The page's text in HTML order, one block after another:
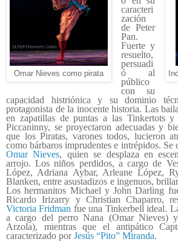
Omar Nieves como pirata
caracteri
zación
de Peter
Pan.
Fuerte y
resuelto,
persuadi
ó al
público
con su
capacidad histriónica y su dominio
protagonista de la inocente historia. Las
en zapatillas de puntas a las Tinkertots
Piccaninny, se proyectaron adecuadas y
que los Piratas, varones todos, lucieron
como bárbaros imprudentes e intrépidos. Se
Omar Nieves, quien se desplaza en
arrojo. Los niños perdidos, a cargo de
López, Adriana Aybar, Arleane López,
Blanken, entre asustadizos e ingenuos,
Los hermanitos Michael y John Darling
Ricardo Irizarry y Christian Chaparro,
Victoria Fridman fue una Tinkerbell ideal.
a cargo del perro Nana (Omar Nieves)
Arzola), mientras que el antipático
caracterizado porJesús “Pito” Miranda.